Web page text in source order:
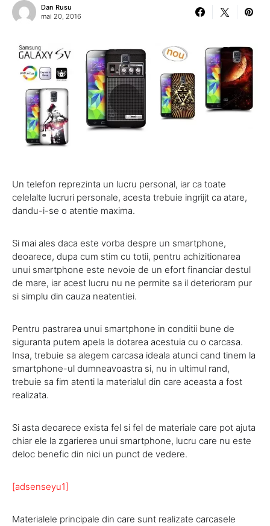
Dan Rusu
mai 20, 2016
Un telefon reprezinta un lucru personal, iar ca toate
celelalte lucruri personale, acesta trebuie ingrijit ca atare,
dandu-i-se o atentie maxima.
Si mai ales daca este vorba despre un smartphone,
deoarece, dupa cum stim cu totii, pentru achizitionarea
unui smartphone este nevoie de un efort financiar destul
de mare, iar acest lucru nu ne permite sa il deterioram pur
si simplu din cauza neatentiei.
Pentru pastrarea unui smartphone in conditii bune de
siguranta putem apela la dotarea acestuia cu o carcasa.
Insa, trebuie sa alegem carcasa ideala atunci cand tinem la
smartphone-ul dumneavoastra si, nu in ultimul rand,
trebuie sa fim atenti la materialul din care aceasta a fost
realizata.
Si asta deoarece exista fel si fel de materiale care pot ajuta
chiar ele la zgarierea unui smartphone, lucru care nu este
deloc benefic din nici un punct de vedere.
[adsenseyu1]
Materialele principale din care sunt realizate carcasele